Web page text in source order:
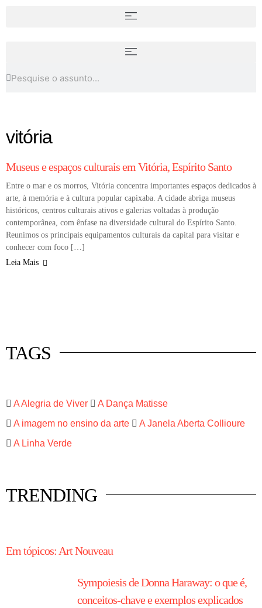
O mercado de arte no Brasil em
2024: principais achados e
interpretações
importantes da história da arte
(lista 2)
vitória
DICAS
Museus e espaços culturais em Vitória, Espírito Santo
Entre o mar e os morros, Vitória concentra importantes espaços dedicados à
arte, à memória e à cultura popular capixaba. A cidade abriga museus
históricos, centros culturais ativos e galerias voltadas à produção
contemporânea, com ênfase na diversidade cultural do Espírito Santo.
Reunimos os principais equipamentos culturais da capital para visitar e
conhecer com foco […]
Leia Mais
TAGS
A Alegria de Viver
A Dança Matisse
A imagem no ensino da arte
A Janela Aberta Collioure
A Linha Verde
TRENDING
Em tópicos: Art Nouveau
Sympoiesis de Donna Haraway: o que é,
conceitos-chave e exemplos explicados